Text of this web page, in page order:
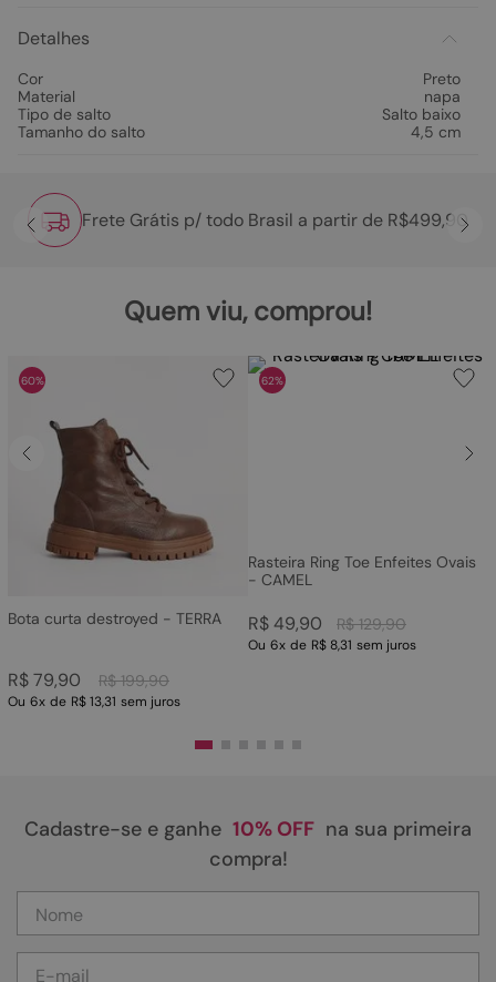
Detalhes
Cor
Preto
Material
napa
Tipo de salto
Salto baixo
Tamanho do salto
4,5 cm
Frete Grátis p/ todo Brasil a partir de R$499,90
Quem viu, comprou!
60%
Bota curta destroyed - TERRA
R$ 199,90
R$79,90
Ou 6x de R$ 13,31 sem juros
62%
Rasteira Ring Toe Enfeites Ovais
- CAMEL
R$ 129,90
R$49,90
Ou 6x de R$ 8,31 sem juros
Cadastre-se e ganhe 10% OFF na sua primeira
compra!